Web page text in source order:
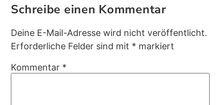
Schreibe einen Kommentar
Deine E-Mail-Adresse wird nicht veröffentlicht.
Erforderliche Felder sind mit * markiert
Kommentar *